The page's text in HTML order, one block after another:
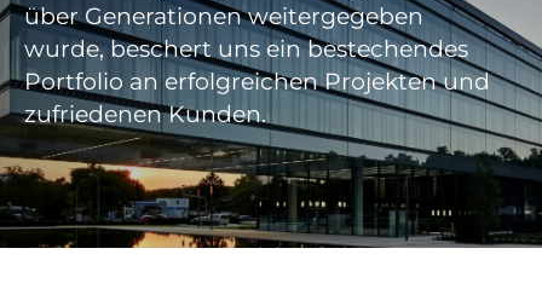
über Generationen weitergegeben
wurde, beschert uns ein bestechendes
Portfolio an erfolgreichen Projekten und
zufriedenen Kunden.